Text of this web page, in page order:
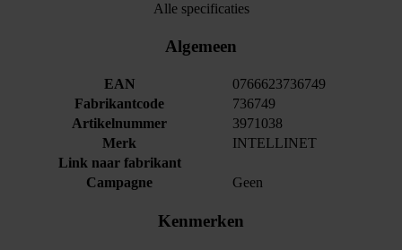
Alle specificaties
Algemeen
EAN
0766623736749
Fabrikantcode
736749
Artikelnummer
3971038
Merk
INTELLINET
Link naar fabrikant
Campagne
Geen
Kenmerken